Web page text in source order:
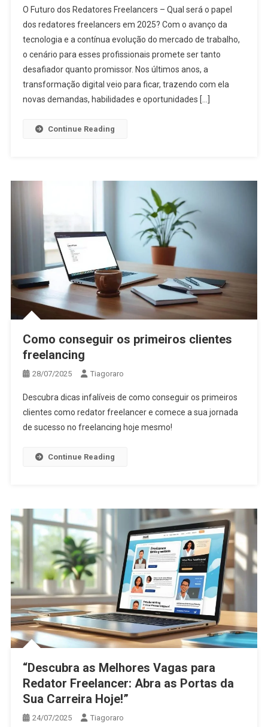
O Futuro dos Redatores Freelancers – Qual será o papel
dos redatores freelancers em 2025? Com o avanço da
tecnologia e a contínua evolução do mercado de trabalho,
o cenário para esses profissionais promete ser tanto
desafiador quanto promissor. Nos últimos anos, a
transformação digital veio para ficar, trazendo com ela
novas demandas, habilidades e oportunidades […]
Continue Reading
Como conseguir os primeiros clientes
freelancing
28/07/2025 Tiagoraro
Descubra dicas infalíveis de como conseguir os primeiros
clientes como redator freelancer e comece a sua jornada
de sucesso no freelancing hoje mesmo!
Continue Reading
“Descubra as Melhores Vagas para
Redator Freelancer: Abra as Portas da
Sua Carreira Hoje!”
24/07/2025 Tiagoraro